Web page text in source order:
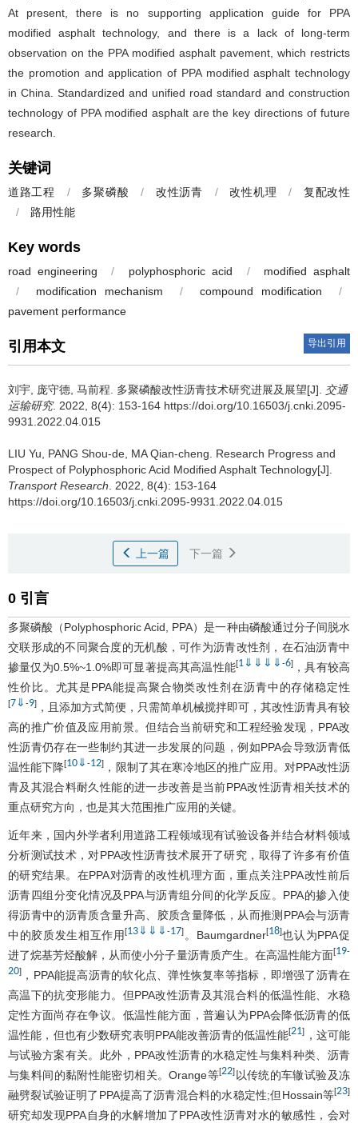
At present, there is no supporting application guide for PPA
modified asphalt technology, and there is a lack of long-term
observation on the PPA modified asphalt pavement, which restricts
the promotion and application of PPA modified asphalt technology
in China. Standardized and unified road standard and construction
technology of PPA modified asphalt are the key directions of future
research.
关键词
道路工程 / 多聚磷酸 / 改性沥青 / 改性机理 /
复配改性
/
路用性能
Key words
road engineering / polyphosphoric acid /
modified asphalt
/
modification mechanism / compound modification
/
pavement performance
引用本文 导出引用
刘宇 庞守德 马前程 多聚磷酸改性沥青技术研究进展及展望[J]. 交通
运输研究. 2022, 8(4): 153-164 https://doi.org/10.16503/j.cnki.2095-
9931.2022.04.015
LIU Yu PANG Shou-de MA Qian-cheng
Research Progress and
Prospect of Polyphosphoric Acid Modified Asphalt Technology[J].
Transport Research . 2022, 8(4): 153-164
https://doi.org/10.16503/j.cnki.2095-9931.2022.04.015
上一篇 下一篇
0 引言
多聚磷酸（Polyphosphoric Acid, PPA）是一种由磷酸通过分子间脱水
交联形成的不同聚合度的无机酸，可作为沥青改性剂，在石油沥青中
掺量仅为0.5%~1.0%即可显著提高其高温性能[1 ⇓ ⇓ ⇓ ⇓-6] ，具有较高
性价比。尤其是PPA能提高聚合物类改性剂在沥青中的存储稳定性
[7 ⇓ -9] ，且添加方式简便，只需简单机械搅拌即可，其改性沥青具有较
高的推广价值及应用前景。但结合当前研究和工程经验发现，PPA改
性沥青仍存在一些制约其进一步发展的问题，例如PPA会导致沥青低
温性能下降[10 ⇓-12] ，限制了其在寒冷地区的推广应用。对PPA改性沥
青及其混合料耐久性能的进一步改善是当前PPA改性沥青相关技术的
重点研究方向，也是其大范围推广应用的关键。
近年来，国内外学者利用道路工程领域现有试验设备并结合材料领域
分析测试技术，对PPA改性沥青技术展开了研究，取得了许多有价值
的研究结果。在PPA对沥青的改性机理方面，重点关注PPA改性前后
沥青四组分变化情况及PPA与沥青组分间的化学反应。PPA的掺入使
得沥青中的沥青质含量升高、胶质含量降低，从而推测PPA会与沥青
中的胶质发生相互作用[13 ⇓ ⇓ ⇓-17] 。Baumgardner[18]也认为PPA促
进了烷基芳烃酸解，从而使小分子量沥青质产生。在高温性能方面[19-
20] ，PPA能提高沥青的软化点、弹性恢复率等指标，即增强了沥青在
高温下的抗变形能力。但PPA改性沥青及其混合料的低温性能、水稳
定性方面尚存在争议。低温性能方面，普遍认为PPA会降低沥青的低
温性能，但也有少数研究表明PPA能改善沥青的低温性能[21]
，这可能
与试验方案有关。此外，PPA改性沥青的水稳定性与集料种类、沥青
与集料间的黏附性能密切相关。Orange等[22] 以传统的车辙试验及冻
融劈裂试验证明了PPA提高了沥青混合料的水稳定性;但Hossain等[23]
研究却发现PPA自身的水解增加了PPA改性沥青对水的敏感性，会对